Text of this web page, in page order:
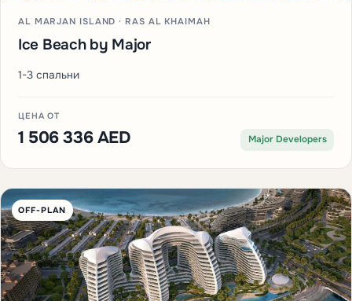
AL MARJAN ISLAND · RAS AL KHAIMAH
Ice Beach by Major
1-3 спальни
ЦЕНА ОТ
1 506 336 AED Major Developers
OFF-PLAN